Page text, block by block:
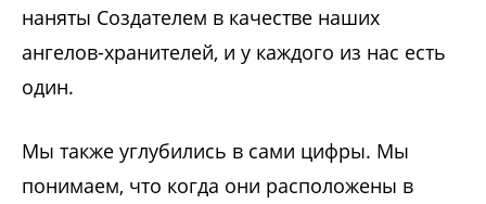
наняты Создателем в качестве наших
ангелов-хранителей, и у каждого из нас есть
один.
Мы также углубились в сами цифры. Мы
понимаем, что когда они расположены в